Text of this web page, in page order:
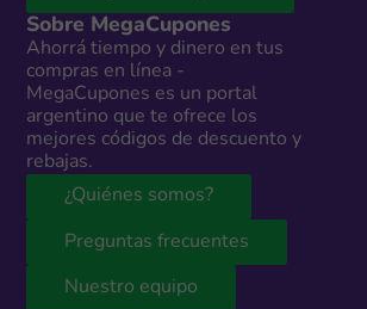
Sobre MegaCupones
Ahorrá tiempo y dinero en tus
compras en línea -
MegaCupones es un portal
argentino que te ofrece los
mejores códigos de descuento y
rebajas.
¿Quiénes somos?
Preguntas frecuentes
Nuestro equipo